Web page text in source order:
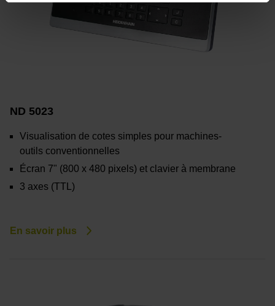
ND 5023
Visualisation de cotes simples pour machines-
outils conventionnelles
Écran 7" (800 x 480 pixels) et clavier à membrane
3 axes (TTL)
En savoir plus